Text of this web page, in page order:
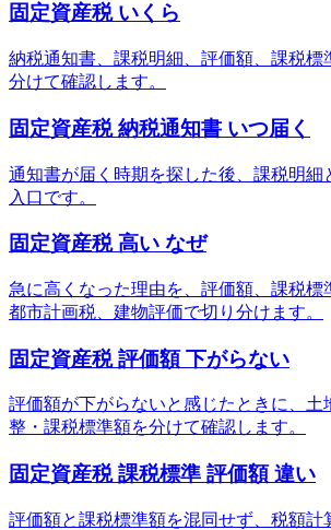
固定資産税 いくら
納税通知書、課税明細、評価額、課税標
分けて確認します。
固定資産税 納税通知書 いつ届く
通知書が届く時期を探した後、課税明細
入口です。
固定資産税 高い なぜ
急に高くなった理由を、評価額、課税標
都市計画税、建物評価で切り分けます。
固定資産税 評価額 下がらない
評価額が下がらないと感じたときに、土
整・課税標準額を分けて確認します。
固定資産税 課税標準 評価額 違い
評価額と課税標準額を混同せず、税額計